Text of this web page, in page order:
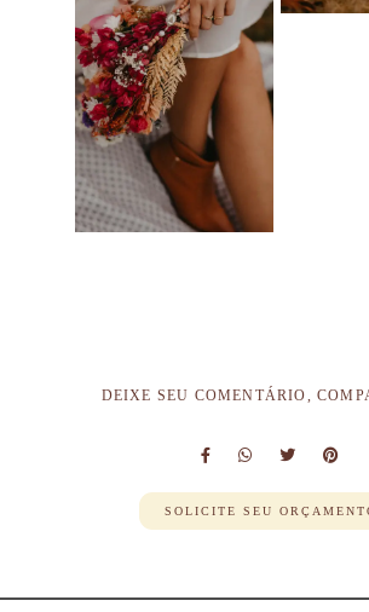
DEIXE SEU COMENTÁRIO,
SOLICITE SEU